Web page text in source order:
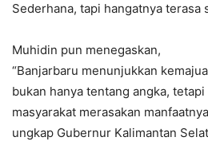
Sederhana, tapi hangatnya terasa
Muhidin pun menegaskan,
“Banjarbaru menunjukkan
bukan hanya tentang angka,
masyarakat merasakan
ungkap Gubernur Kalimantan